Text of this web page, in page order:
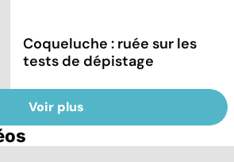
Coqueluche : ruée sur les
tests de dépistage
Voir plus